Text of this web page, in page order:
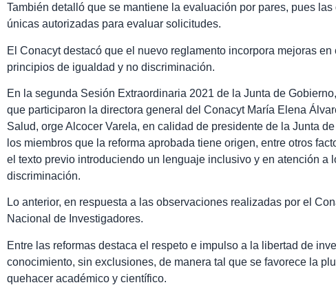
También detalló que se mantiene la evaluación por pares, pues
únicas autorizadas para evaluar solicitudes.
El Conacyt destacó que el nuevo reglamento incorpora mejoras
principios de igualdad y no discriminación.
En la segunda Sesión Extraordinaria 2021 de la Junta de
que participaron la directora general del Conacyt María Elena
Salud, orge Alcocer Varela, en calidad de presidente de la Junta
los miembros que la reforma aprobada tiene origen, entre otros
el texto previo introduciendo un lenguaje inclusivo y en atención a
discriminación.
Lo anterior, en respuesta a las observaciones realizadas por el
Nacional de Investigadores.
Entre las reformas destaca el respeto e impulso a la libertad de
conocimiento, sin exclusiones, de manera tal que se favorece la
quehacer académico y científico.